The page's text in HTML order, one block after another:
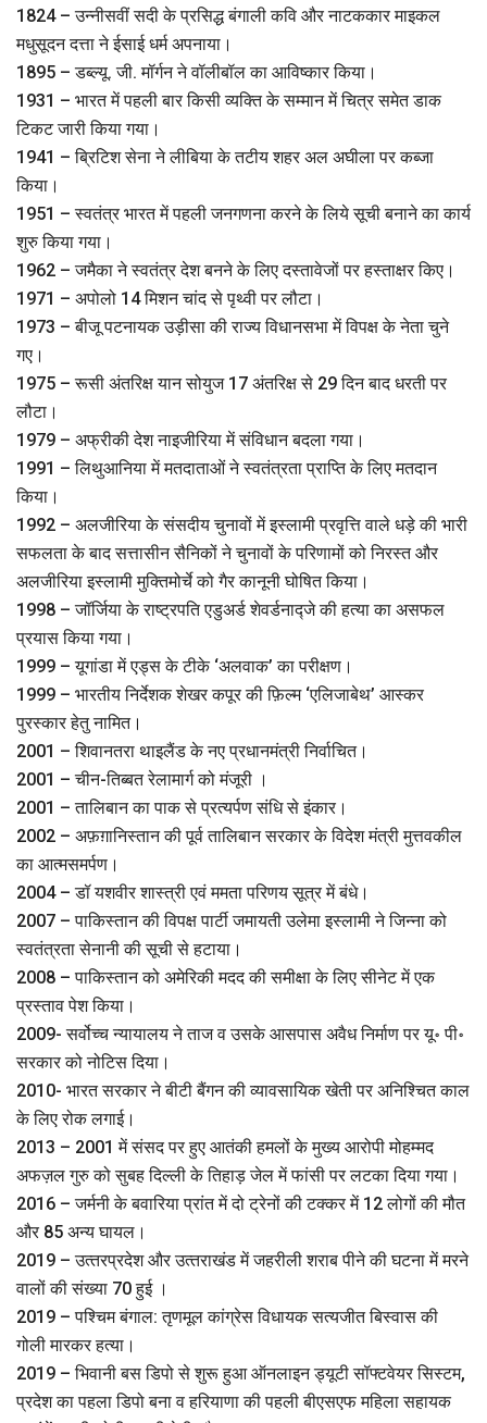
1824 – उन्नीसवीं सदी के प्रसिद्ध बंगाली कवि और नाटककार माइकल
मधुसूदन दत्ता ने ईसाई धर्म अपनाया।
1895 – डब्ल्यू. जी. मॉर्गन ने वॉलीबॉल का आविष्कार किया।
1931 – भारत में पहली बार किसी व्यक्ति के सम्मान में चित्र समेत डाक
टिकट जारी किया गया।
1941 – ब्रिटिश सेना ने लीबिया के तटीय शहर अल अघीला पर कब्जा
किया।
1951 – स्वतंत्र भारत में पहली जनगणना करने के लिये सूची बनाने का कार्य
शुरु किया गया।
1962 – जमैका ने स्वतंत्र देश बनने के लिए दस्तावेजों पर हस्ताक्षर किए।
1971 – अपोलो 14 मिशन चांद से पृथ्वी पर लौटा।
1973 – बीजू पटनायक उड़ीसा की राज्य विधानसभा में विपक्ष के नेता चुने
गए।
1975 – रूसी अंतरिक्ष यान सोयुज 17 अंतरिक्ष से 29 दिन बाद धरती पर
लौटा।
1979 – अफ्रीकी देश नाइजीरिया में संविधान बदला गया।
1991 – लिथुआनिया में मतदाताओं ने स्वतंत्रता प्राप्ति के लिए मतदान
किया।
1992 – अलजीरिया के संसदीय चुनावों में इस्लामी प्रवृत्ति वाले धड़े की भारी
सफलता के बाद सत्तासीन सैनिकों ने चुनावों के परिणामों को निरस्त और
अलजीरिया इस्लामी मुक्तिमोर्चे को गैर कानूनी घोषित किया।
1998 – जॉर्जिया के राष्ट्रपति एडुअर्ड शेवर्डनाद्जे की हत्या का असफल
प्रयास किया गया।
1999 – यूगांडा में एड्स के टीके ‘अलवाक’ का परीक्षण।
1999 – भारतीय निर्देशक शेखर कपूर की फ़िल्म ‘एलिजाबेथ’ आस्कर
पुरस्कार हेतु नामित।
2001 – शिवानतरा थाइलैंड के नए प्रधानमंत्री निर्वाचित।
2001 – चीन-तिब्बत रेलामार्ग को मंजूरी ।
2001 – तालिबान का पाक से प्रत्यर्पण संधि से इंकार।
2002 – अफ़ग़ानिस्तान की पूर्व तालिबान सरकार के विदेश मंत्री मुत्तवकील
का आत्मसमर्पण।
2004 – डॉ यशवीर शास्त्री एवं ममता परिणय सूत्र में बंधे।
2007 – पाकिस्तान की विपक्ष पार्टी जमायती उलेमा इस्लामी ने जिन्ना को
स्वतंत्रता सेनानी की सूची से हटाया।
2008 – पाकिस्तान को अमेरिकी मदद की समीक्षा के लिए सीनेट में एक
प्रस्ताव पेश किया।
2009- सर्वोच्च न्यायालय ने ताज व उसके आसपास अवैध निर्माण पर यू॰ पी॰
सरकार को नोटिस दिया।
2010- भारत सरकार ने बीटी बैंगन की व्यावसायिक खेती पर अनिश्चित काल
के लिए रोक लगाई।
2013 – 2001 में संसद पर हुए आतंकी हमलों के मुख्य आरोपी मोहम्मद
अफज़ल गुरु को सुबह दिल्ली के तिहाड़ जेल में फांसी पर लटका दिया गया।
2016 – जर्मनी के बवारिया प्रांत में दो ट्रेनों की टक्कर में 12 लोगों की मौत
और 85 अन्य घायल।
2019 – उत्‍तरप्रदेश और उत्‍तराखंड में जहरीली शराब पीने की घटना में मरने
वालों की संख्‍या 70 हुई ।
2019 – पश्चिम बंगाल: तृणमूल कांग्रेस विधायक सत्‍यजीत बिस्‍वास की
गोली मारकर हत्या।
2019 – भिवानी बस डिपो से शुरू हुआ ऑनलाइन ड्यूटी सॉफ्टवेयर सिस्टम,
प्रदेश का पहला डिपो बना व हरियाणा की पहली बीएसएफ महिला सहायक